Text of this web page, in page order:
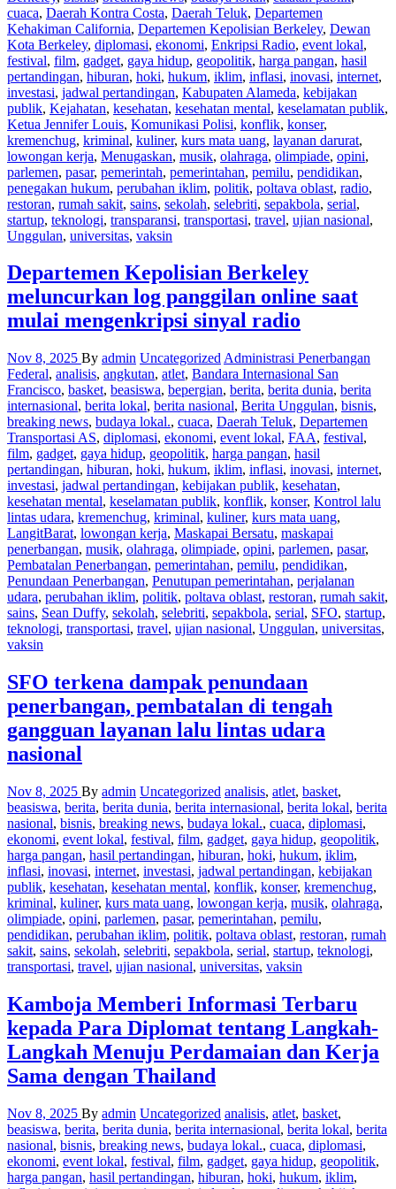
cuaca, Daerah Kontra Costa, Daerah Teluk, Departemen
Kehakiman California, Departemen Kepolisian Berkeley, Dewan
Kota Berkeley, diplomasi, ekonomi, Enkripsi Radio, event lokal,
festival, film, gadget, gaya hidup, geopolitik, harga pangan, hasil
pertandingan, hiburan, hoki, hukum, iklim, inflasi, inovasi, internet,
investasi, jadwal pertandingan, Kabupaten Alameda, kebijakan
publik, Kejahatan, kesehatan, kesehatan mental, keselamatan publik,
Ketua Jennifer Louis, Komunikasi Polisi, konflik, konser,
kremenchug, kriminal, kuliner, kurs mata uang, layanan darurat,
lowongan kerja, Menugaskan, musik, olahraga, olimpiade, opini,
parlemen, pasar, pemerintah, pemerintahan, pemilu, pendidikan,
penegakan hukum, perubahan iklim, politik, poltava oblast, radio,
restoran, rumah sakit, sains, sekolah, selebriti, sepakbola, serial,
startup, teknologi, transparansi, transportasi, travel, ujian nasional,
Unggulan, universitas, vaksin
Departemen Kepolisian Berkeley
meluncurkan log panggilan online saat
mulai mengenkripsi sinyal radio
Nov 8, 2025 By admin Uncategorized Administrasi Penerbangan
Federal, analisis, angkutan, atlet, Bandara Internasional San
Francisco, basket, beasiswa, bepergian, berita, berita dunia, berita
internasional, berita lokal, berita nasional, Berita Unggulan, bisnis,
breaking news, budaya lokal., cuaca, Daerah Teluk, Departemen
Transportasi AS, diplomasi, ekonomi, event lokal, FAA, festival,
film, gadget, gaya hidup, geopolitik, harga pangan, hasil
pertandingan, hiburan, hoki, hukum, iklim, inflasi, inovasi, internet,
investasi, jadwal pertandingan, kebijakan publik, kesehatan,
kesehatan mental, keselamatan publik, konflik, konser, Kontrol lalu
lintas udara, kremenchug, kriminal, kuliner, kurs mata uang,
LangitBarat, lowongan kerja, Maskapai Bersatu, maskapai
penerbangan, musik, olahraga, olimpiade, opini, parlemen, pasar,
Pembatalan Penerbangan, pemerintahan, pemilu, pendidikan,
Penundaan Penerbangan, Penutupan pemerintahan, perjalanan
udara, perubahan iklim, politik, poltava oblast, restoran, rumah sakit,
sains, Sean Duffy, sekolah, selebriti, sepakbola, serial, SFO, startup,
teknologi, transportasi, travel, ujian nasional, Unggulan, universitas,
vaksin
SFO terkena dampak penundaan
penerbangan, pembatalan di tengah
gangguan layanan lalu lintas udara
nasional
Nov 8, 2025 By admin Uncategorized analisis, atlet, basket,
beasiswa, berita, berita dunia, berita internasional, berita lokal, berita
nasional, bisnis, breaking news, budaya lokal., cuaca, diplomasi,
ekonomi, event lokal, festival, film, gadget, gaya hidup, geopolitik,
harga pangan, hasil pertandingan, hiburan, hoki, hukum, iklim,
inflasi, inovasi, internet, investasi, jadwal pertandingan, kebijakan
publik, kesehatan, kesehatan mental, konflik, konser, kremenchug,
kriminal, kuliner, kurs mata uang, lowongan kerja, musik, olahraga,
olimpiade, opini, parlemen, pasar, pemerintahan, pemilu,
pendidikan, perubahan iklim, politik, poltava oblast, restoran, rumah
sakit, sains, sekolah, selebriti, sepakbola, serial, startup, teknologi,
transportasi, travel, ujian nasional, universitas, vaksin
Kamboja Memberi Informasi Terbaru
kepada Para Diplomat tentang Langkah-
Langkah Menuju Perdamaian dan Kerja
Sama dengan Thailand
Nov 8, 2025 By admin Uncategorized analisis, atlet, basket,
beasiswa, berita, berita dunia, berita internasional, berita lokal, berita
nasional, bisnis, breaking news, budaya lokal., cuaca, diplomasi,
ekonomi, event lokal, festival, film, gadget, gaya hidup, geopolitik,
harga pangan, hasil pertandingan, hiburan, hoki, hukum, iklim,